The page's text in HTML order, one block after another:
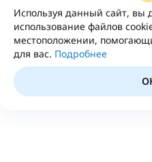
Используя данный сайт, вы
использование файлов
местоположении,
для вас. Подробнее